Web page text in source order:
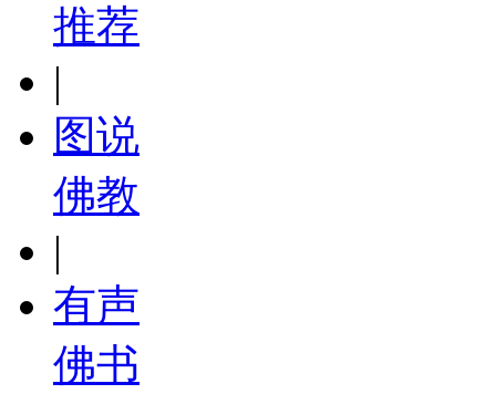
推荐
|
图说
佛教
|
有声
佛书